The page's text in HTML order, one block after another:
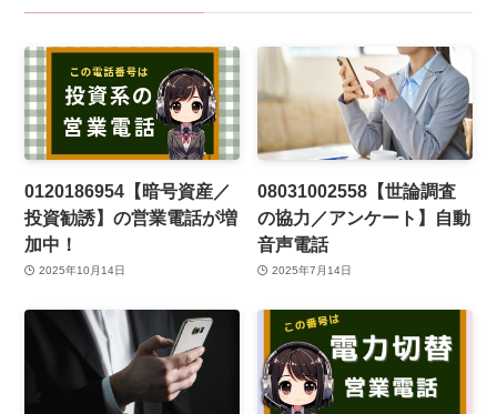
0120186954【暗号資産／
投資勧誘】の営業電話が増
加中！
2025年10月14日
08031002558【世論調査
の協力／アンケート】自動
音声電話
2025年7月14日